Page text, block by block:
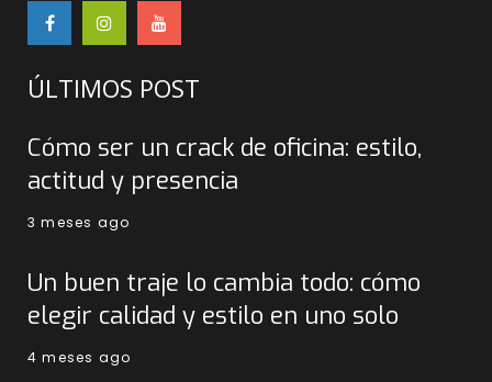
ÚLTIMOS POST
Cómo ser un crack de oficina: estilo,
actitud y presencia
3 meses ago
Un buen traje lo cambia todo: cómo
elegir calidad y estilo en uno solo
4 meses ago